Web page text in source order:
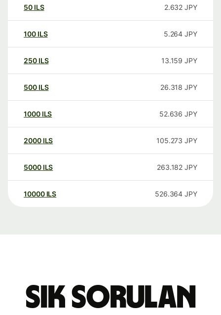
50 ILS 2.632 JPY
100 ILS 5.264 JPY
250 ILS 13.159 JPY
500 ILS 26.318 JPY
1000 ILS 52.636 JPY
2000 ILS 105.273 JPY
5000 ILS 263.182 JPY
10000 ILS 526.364 JPY
Sık sorulan